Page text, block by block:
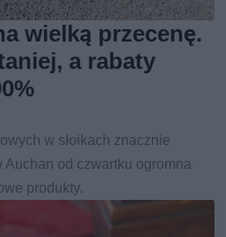
wielką przecenę.
a rabaty
w słoikach znacznie
Auchan od czwartku ogromna
produkty.